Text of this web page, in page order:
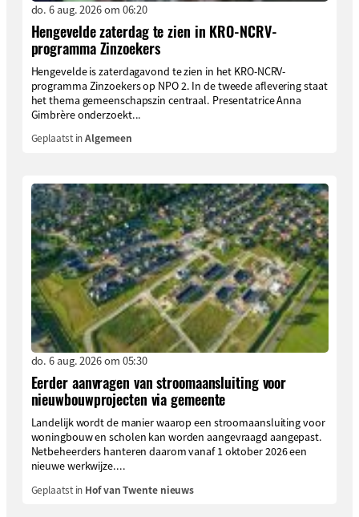
do. 6 aug. 2026 om 06:20
Hengevelde zaterdag te zien in KRO-NCRV-
programma Zinzoekers
Hengevelde is zaterdagavond te zien in het KRO-NCRV-
programma Zinzoekers op NPO 2. In de tweede aflevering staat
het thema gemeenschapszin centraal. Presentatrice Anna
Gimbrère onderzoekt...
Geplaatst inAlgemeen
do. 6 aug. 2026 om 05:30
Eerder aanvragen van stroomaansluiting voor
nieuwbouwprojecten via gemeente
Landelijk wordt de manier waarop een stroomaansluiting voor
woningbouw en scholen kan worden aangevraagd aangepast.
Netbeheerders hanteren daarom vanaf 1 oktober 2026 een
nieuwe werkwijze....
Geplaatst in Hof van Twente nieuws